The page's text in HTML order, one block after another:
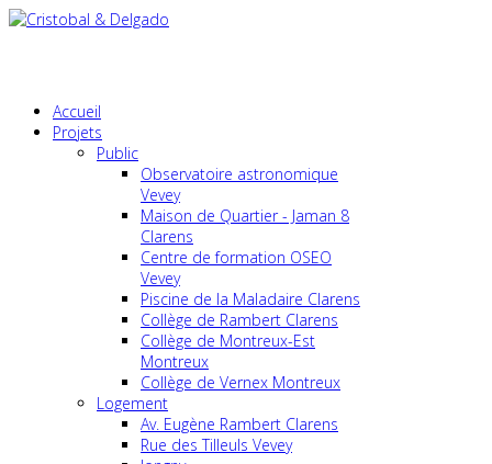
Accueil
Projets
Public
Observatoire astronomique
Vevey
Maison de Quartier - Jaman 8
Clarens
Centre de formation OSEO
Vevey
Piscine de la Maladaire Clarens
Collège de Rambert Clarens
Collège de Montreux-Est
Montreux
Collège de Vernex Montreux
Logement
Av. Eugène Rambert Clarens
Rue des Tilleuls Vevey